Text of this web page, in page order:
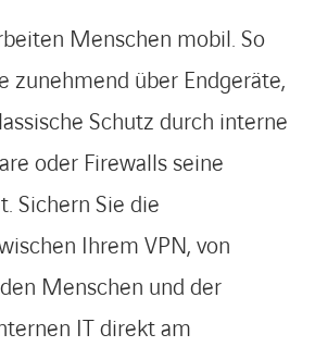
Menschen mobil. So
zunehmend über Endgeräte,
Schutz durch interne
oder Firewalls seine
Sichern Sie die
Ihrem VPN, von
Menschen und der
IT direkt am